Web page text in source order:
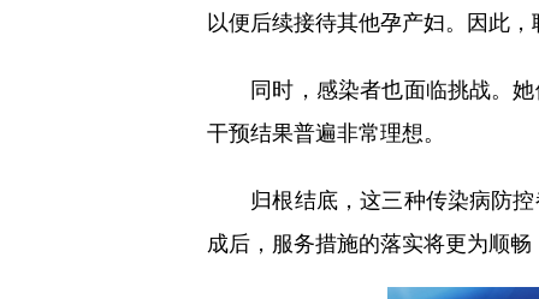
以便后续接待其他孕产妇。因此
同时，感染者也面临挑战。她
干预结果普遍非常理想。
归根结底，这三种传染病防控
成后，服务措施的落实将更为顺